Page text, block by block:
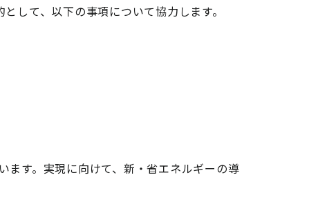
して、以下の事項について協力します。
ます。実現に向けて、新・省エネルギーの導